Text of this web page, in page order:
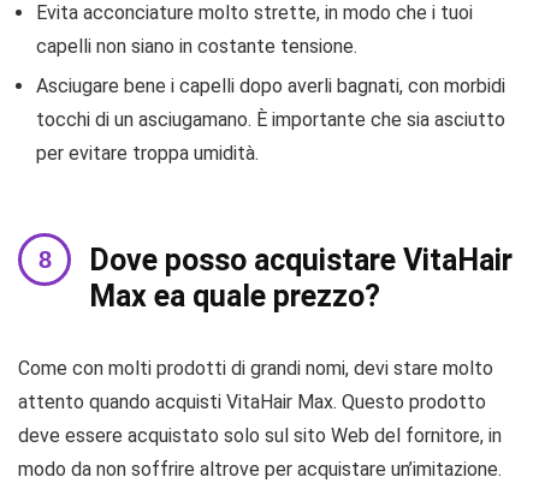
Evita acconciature molto strette, in modo che i tuoi
capelli non siano in costante tensione.
Asciugare bene i capelli dopo averli bagnati, con morbidi
tocchi di un asciugamano. È importante che sia asciutto
per evitare troppa umidità.
Dove posso acquistare VitaHair
Max ea quale prezzo?
Come con molti prodotti di grandi nomi, devi stare molto
attento quando acquisti VitaHair Max. Questo prodotto
deve essere acquistato solo sul sito Web del fornitore, in
modo da non soffrire altrove per acquistare un’imitazione.